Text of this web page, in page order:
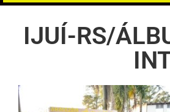
IJUÍ-RS/